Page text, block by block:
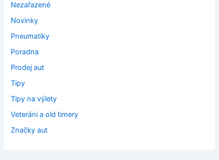
Nezařazené
Novinky
Pneumatiky
Poradna
Prodej aut
Tipy
Tipy na výlety
Veteráni a old timery
Značky aut